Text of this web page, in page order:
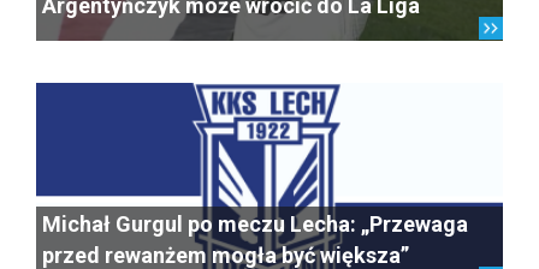
Argentyńczyk może wrócić do La Liga
Michał Gurgul po meczu Lecha: „Przewaga
przed rewanżem mogła być większa”